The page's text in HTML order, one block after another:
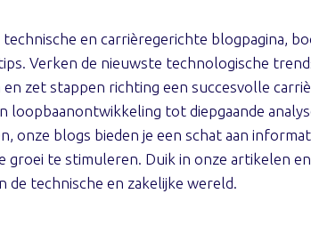
en carrièregerichte blogpagina,
Verken de nieuwste technologische
en zet stappen richting een succesvolle
loopbaanontwikkeling tot diepgaande
onze blogs bieden je een schat aan
groei te stimuleren. Duik in onze artikelen
de technische en zakelijke wereld.